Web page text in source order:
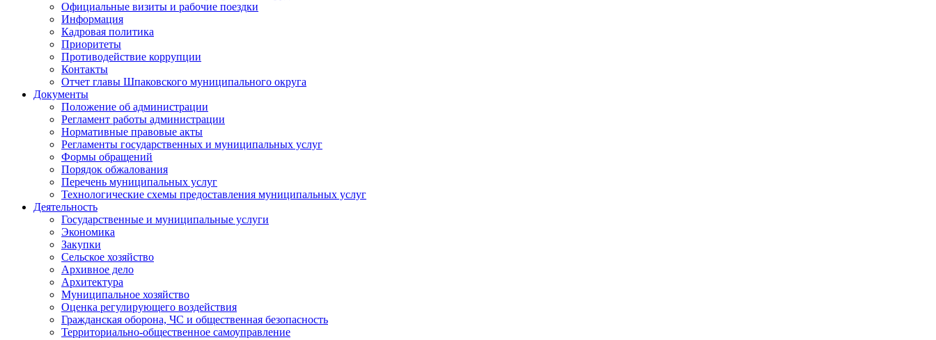
Официальные визиты и рабочие поездки
Информация
Кадровая политика
Приоритеты
Противодействие коррупции
Контакты
Отчет главы Шпаковского муниципального округа
Документы
Положение об администрации
Регламент работы администрации
Нормативные правовые акты
Регламенты государственных и муниципальных услуг
Формы обращений
Порядок обжалования
Перечень муниципальных услуг
Технологические схемы предоставления муниципальных услуг
Деятельность
Государственные и муниципальные услуги
Экономика
Закупки
Сельское хозяйство
Архивное дело
Архитектура
Муниципальное хозяйство
Оценка регулирующего воздействия
Гражданская оборона, ЧС и общественная безопасность
Территориально-общественное самоуправление